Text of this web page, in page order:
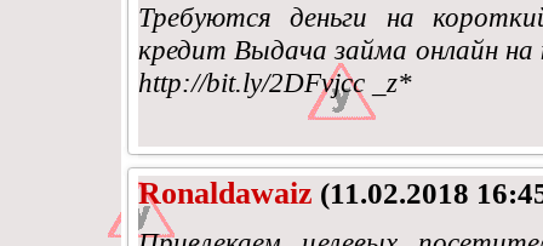
Требуются деньги на
кредит Выдача займа онлайн на
http://bit.ly/2DFvjcc _z*
Ronaldawaiz (11.02.2018